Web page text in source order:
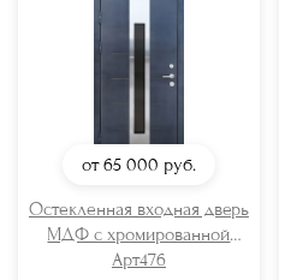
от 65 000 руб.
Остекленная входная дверь
МДФ с хромированной
вставкой
Арт476